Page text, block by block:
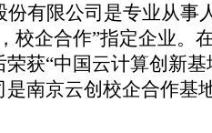
有限公司是专业从
校企合作”指定企业。
获“中国云计算创新
南京云创校企合作基